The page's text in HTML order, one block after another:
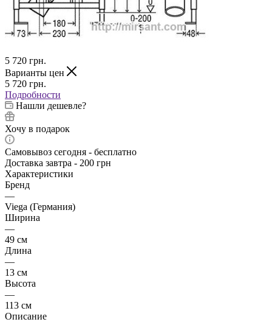
5 720 грн.
Варианты цен
5 720 грн.
Подробности
Нашли дешевле?
Хочу в подарок
Самовывоз сегодня - бесплатно
Доставка завтра - 200 грн
Характеристики
Бренд
—
Viega (Германия)
Ширина
—
49 см
Длина
—
13 см
Высота
—
113 см
Описание